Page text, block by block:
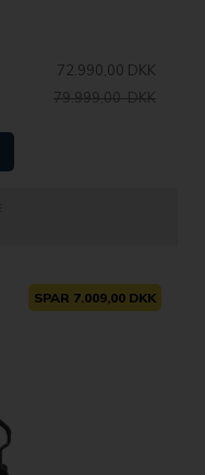
72.990,00 DKK
79.999,00 DKK
SPAR 7.009,00 DKK